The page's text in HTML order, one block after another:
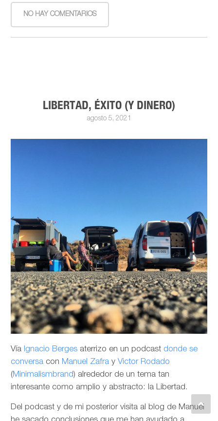
NO HAY COMENTARIOS
LIBERTAD, ÉXITO (Y DINERO)
agosto 5, 2021
Vía Ignacio Berges aterrizo en un podcast donde se
conversa con Manuel Zafra y Victor Rodado
(Minimalismbrand) alrededor de un tema tan
interesante como amplio y abstracto: la Libertad.
Del podcast y de mi posterior visita al blog de Manuel